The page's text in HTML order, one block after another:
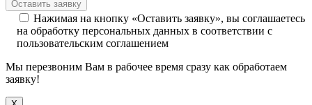
Нажимая на кнопку «Оставить заявку», вы соглашаетесь
на обработку персональных данных в соответствии с
пользовательским соглашением
Мы перезвоним Вам в рабочее время сразу как обработаем
заявку!